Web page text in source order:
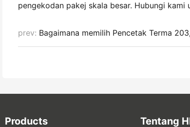
pengekodan pakej skala besar. Hubungi
prev: Bagaimana memilih Pencetak Terma
Products Tentang